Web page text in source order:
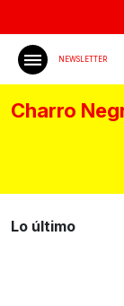
NEWSLETTER
Charro
Lo último